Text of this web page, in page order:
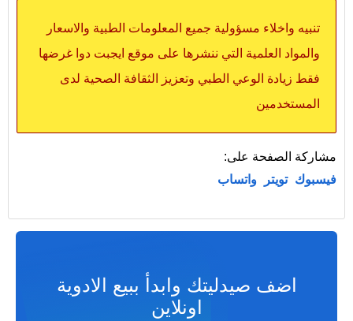
تنبيه واخلاء مسؤولية جميع المعلومات الطبية والاسعار
والمواد العلمية التي ننشرها على موقع ايجبت دوا غرضها
فقط زيادة الوعي الطبي وتعزيز الثقافة الصحية لدى
المستخدمين
مشاركة الصفحة على:
فيسبوك تويتر واتساب
اضف صيدليتك وابدأ ببيع الادوية
اونلاين